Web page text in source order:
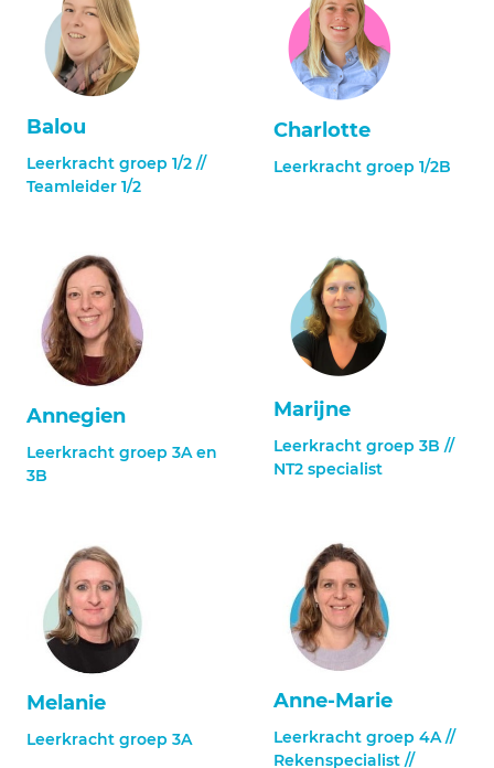
Balou
Leerkracht groep 1/2 //
Teamleider 1/2
Charlotte
Leerkracht groep 1/2B
Annegien
Leerkracht groep 3A en
3B
Marijne
Leerkracht groep 3B //
NT2 specialist
Melanie
Leerkracht groep 3A
Anne-Marie
Leerkracht groep 4A //
Rekenspecialist //